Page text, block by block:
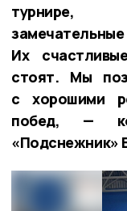
турнире,
Их
стоят. Мы
с хорошими
побед, —
«Подснежник»